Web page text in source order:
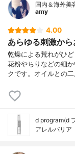
国内＆海外美
amy
4.00
あらゆる刺激か
乾燥による荒れがひ
花粉やちりなどの細
クです。オイルとの
d program(d
アレルバリア